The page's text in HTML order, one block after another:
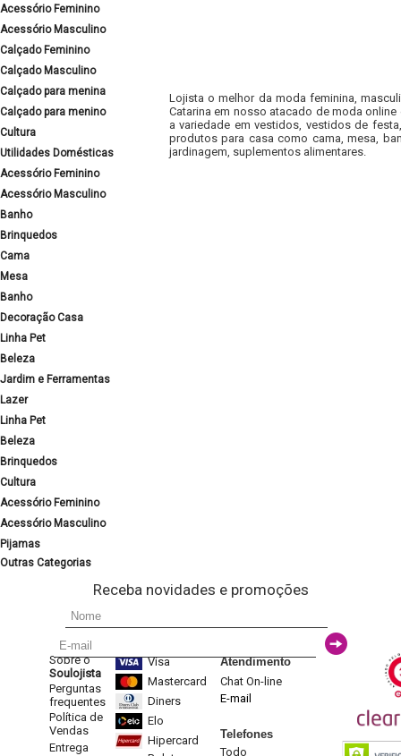
Acessório Feminino
Acessório Masculino
Calçado Feminino
Calçado Masculino
Calçado para menina
Calçado para menino
Cultura
Utilidades Domésticas
Acessório Feminino
Acessório Masculino
Banho
Brinquedos
Cama
Mesa
Banho
Decoração Casa
Linha Pet
Beleza
Jardim e Ferramentas
Lazer
Linha Pet
Beleza
Brinquedos
Cultura
Acessório Feminino
Acessório Masculino
Pijamas
Outras Categorias
Lojista o melhor da moda feminina,
Catarina em nosso atacado de moda
a variedade em vestidos, vestidos de
produtos para casa como cama, mesa,
jardinagem, suplementos alimentares.
Receba novidades e promoções
Sobre o
Soulojista
Perguntas
frequentes
Política de
Vendas
Entrega
Visa
Mastercard
Diners
Elo
Hipercard
Atendimento
Chat On-line
E-mail
Telefones
Todo